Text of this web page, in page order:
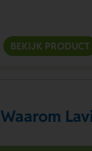
BEKIJK PRODUCT
Waarom